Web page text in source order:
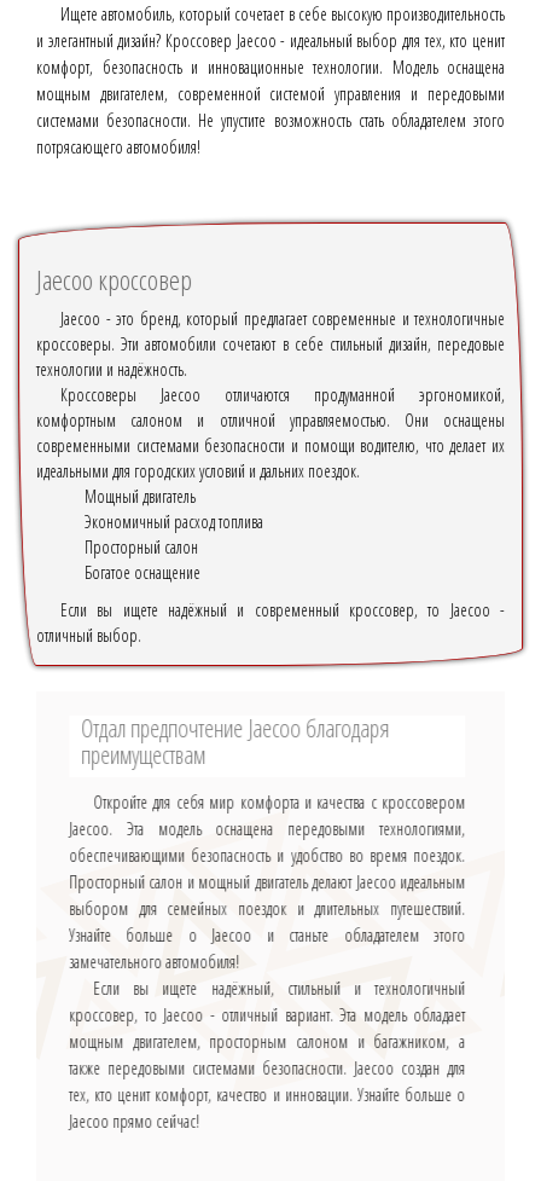
Ищете автомобиль, который сочетает в себе высокую производительность
и элегантный дизайн? Кроссовер Jaecoo - идеальный выбор для тех, кто ценит
комфорт, безопасность и инновационные технологии. Модель оснащена
мощным двигателем, современной системой управления и передовыми
системами безопасности. Не упустите возможность стать обладателем этого
потрясающего автомобиля!
Jaecoo кроссовер
Jaecoo - это бренд, который предлагает современные и технологичные
кроссоверы. Эти автомобили сочетают в себе стильный дизайн, передовые
технологии и надёжность.
Кроссоверы Jaecoo отличаются продуманной эргономикой,
комфортным салоном и отличной управляемостью. Они оснащены
современными системами безопасности и помощи водителю, что делает их
идеальными для городских условий и дальних поездок.
Мощный двигатель
Экономичный расход топлива
Просторный салон
Богатое оснащение
Если вы ищете надёжный и современный кроссовер, то Jaecoo -
отличный выбор.
Отдал предпочтение Jaecoo благодаря
преимуществам
Откройте для себя мир комфорта и качества с кроссовером
Jaecoo. Эта модель оснащена передовыми технологиями,
обеспечивающими безопасность и удобство во время поездок.
Просторный салон и мощный двигатель делают Jaecoo идеальным
выбором для семейных поездок и длительных путешествий.
Узнайте больше о Jaecoo и станьте обладателем этого
замечательного автомобиля!
Если вы ищете надёжный, стильный и технологичный
кроссовер, то Jaecoo - отличный вариант. Эта модель обладает
мощным двигателем, просторным салоном и багажником, а
также передовыми системами безопасности. Jaecoo создан для
тех, кто ценит комфорт, качество и инновации. Узнайте больше о
Jaecoo прямо сейчас!